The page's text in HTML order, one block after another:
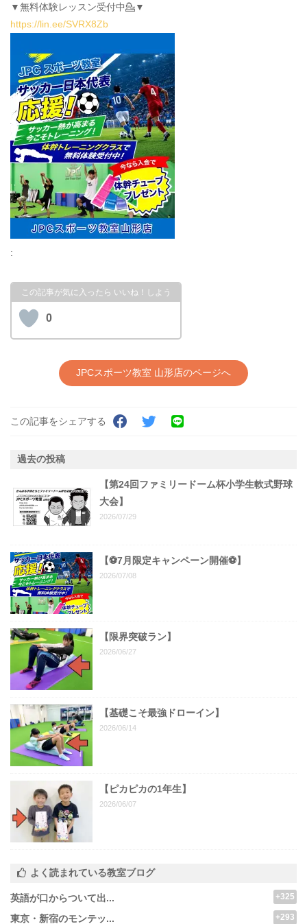
▼無料体験レッスン受付中💁▼
https://lin.ee/SVRX8Zb
:
0
JPCスポーツ教室 山形店のページへ
この記事をシェアする
過去の投稿
【第24回ファミリードーム杯小学生軟式野球
大会】
2026/07/29
【⚽7月限定キャンペーン開催⚽️】
2026/07/08
【限界突破ラン】
2026/06/27
【基礎こそ最強ドローイン】
2026/06/14
【ピカピカの1年生】
2026/06/07
よく読まれている教室ブログ
英語が口からついて出... +325
東京・新宿のモンテッ... +293